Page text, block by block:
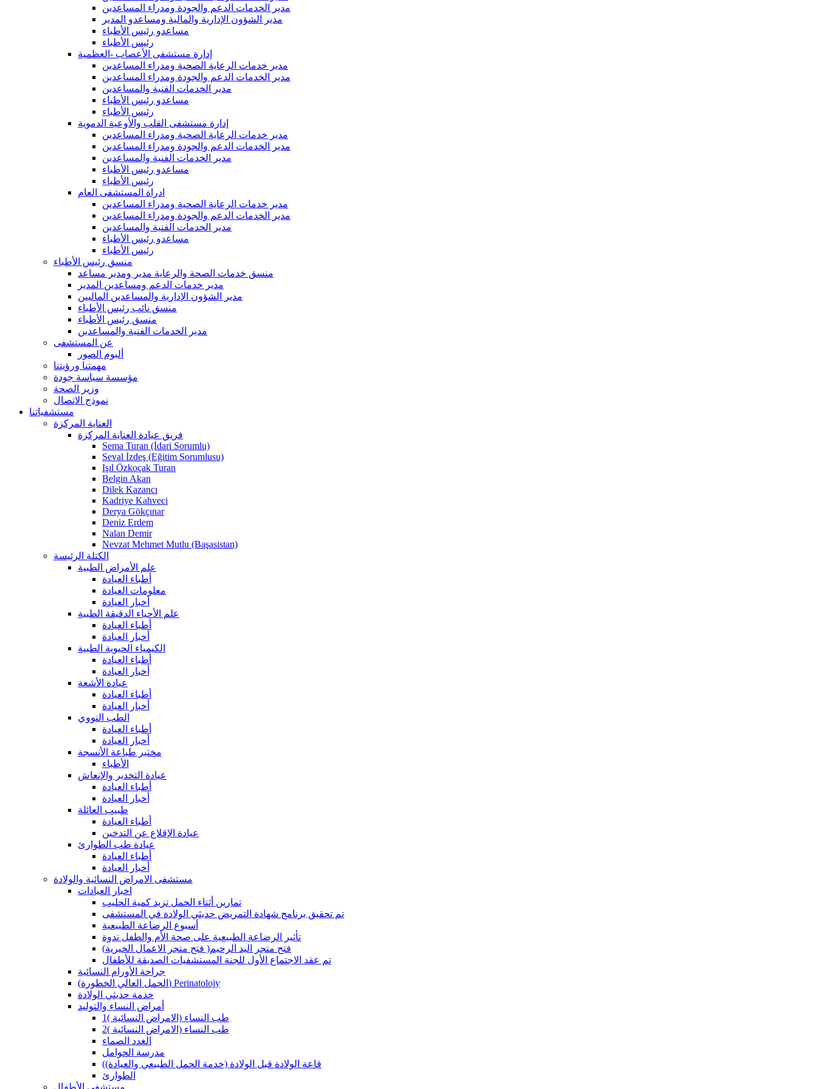
مدير الخدمات الدعم والجودة ومدراء المساعدين
مدير الشؤون الإدارية والمالية ومساعدو المدير
مساعدو رئيس الأطباء
رئيس الأطباء
إدارة مستشفى الأعصاب -العظمية
مدير خدمات الرعاية الصحية ومدراء المساعدين
مدير الخدمات الدعم والجودة ومدراء المساعدين
مدير الخدمات الفنية والمساعدين
مساعدو رئيس الأطباء
رئيس الأطباء
إدارة مستشفى القلب والأوعية الدموية
مدير خدمات الرعاية الصحية ومدراء المساعدين
مدير الخدمات الدعم والجودة ومدراء المساعدين
مدير الخدمات الفنية والمساعدين
مساعدو رئيس الأطباء
رئيس الأطباء
ادراة المستشفى العام
مدير خدمات الرعاية الصحية ومدراء المساعدين
مدير الخدمات الدعم والجودة ومدراء المساعدين
مدير الخدمات الفنية والمساعدين
مساعدو رئيس الأطباء
رئيس الأطباء
منسق رئيس الأطباء
منسق خدمات الصحة والرعاية مدير ومدير مساعد
مدير خدمات الدعم ومساعدين المدير
مدير الشؤون الإدارية والمساعدين الماليين
منسق نائب رئيس الأطباء
منسق رئيس الأطباء
مدير الخدمات الفنية والمساعدين
عن المستشفى
ألبوم الصور
مهمتنا ورؤيتنا
مؤسسة سياسة جودة
وزير الصحة
نموذج الاتصال
مستشفياتنا
العناية المركزة
فريق عيادة العناية المركزة
Sema Turan (İdari Sorumlu)
Seval İzdeş (Eğitim Sorumlusu)
Işıl Özkoçak Turan
Belgin Akan
Dilek Kazancı
Kadriye Kahveci
Derya Gökçınar
Deniz Erdem
Nalan Demir
Nevzat Mehmet Mutlu (Başasistan)
الكتلة الرئيسة
علم الأمراض الطبية
أطباء العيادة
معلومات العيادة
أخبار العيادة
علم الأحياء الدقيقة الطبية
أطباء العيادة
أخبار العيادة
الكيمياء الحيوية الطبية
أطباء العيادة
أخبار العيادة
عيادة الأشعة
أطباء العيادة
أخبار العيادة
الطب النووي
أطباء العيادة
أخبار العيادة
مختبر طباعة الأنسجة
الأطباء
عيادة التخدير والإنعاش
أطباء العيادة
أخبار العيادة
طبيب العائلة
أطباء العيادة
عيادة الإقلاع عن التدخين
عيادة طب الطوارئ
أطباء العيادة
أخبار العيادة
مستشفى الامراض النسائية والولادة
اخبار العيادات
تمارين أثناء الحمل تزيد كمية الحليب
تم تحقيق برنامج شهادة التمريض حديثي الولادة في المستشفى
أسبوع الرضاعة الطبيعية
تأثير الرضاعة الطبيعية على صحة الأم والطفل ندوة
(فتح متجر الاعمال الخيرية )فتح متجر اليد الرحيم
تم عقد الاجتماع الأول للجنة المستشفيات الصديقة للأطفال
جراحة الأورام النسائية
(الحمل العالي الخطورة) Perinatolojy
خدمة حديثي الولادة
أمراض النساء والتوليد
طب النساء (الامراض النسائية )1
طب النساء (الامراض النسائية )2
الغدد الصماء
مدرسة الحوامل
(قاعة الولادة قبل الولادة (خدمة الحمل الطبيعي والعيادة)
الطوارئ
مستشفى الأطفال